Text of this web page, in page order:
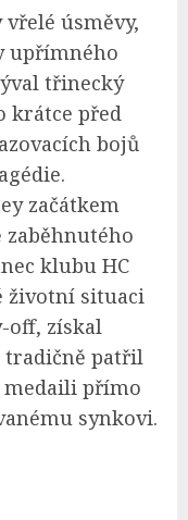
úsměvy,
upřímného
třinecký
krátce před
bojů
začátkem
klubu HC
životní situaci
off, získal
tradičně patřil
medaili přímo
synkovi.